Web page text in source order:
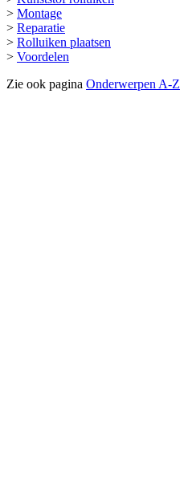
> Montage
> Reparatie
> Rolluiken plaatsen
> Voordelen
Zie ook pagina Onderwerpen A-Z